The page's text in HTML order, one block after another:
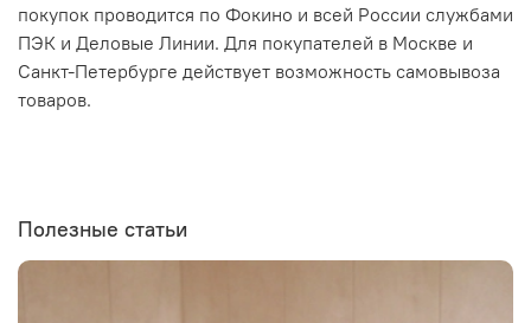
покупок проводится по Фокино и всей России службами
ПЭК и Деловые Линии. Для покупателей в Москве и
Санкт-Петербурге действует возможность самовывоза
товаров.
Полезные статьи